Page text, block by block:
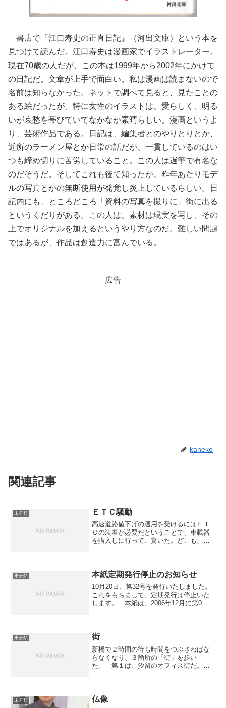
書店で『江口寿史の正直日記』（河出文庫）という本を
見つけて読んだ。江口寿史は漫画家でイラストレーター。
現在70歳の人だが、この本は1999年から2002年にかけて
の日記だ。文章が上手で面白い。私は漫画は読まないので
名前は知らなかった。ネットで調べて見ると、見たことの
ある絵だったが、特に女性のイラストは、愛らしく、明る
いが哀愁を帯びていてなかなか素晴らしい。漫画というよ
り、芸術作品である。日記は、編集者とのやりとりとか、
近所のラーメン屋とか日常の話だが、一貫しているのはい
つも締め切りに苦労していること。この人は遅筆で有名な
のだそうだ。そしてこれも後で知ったが、昨年あたりモデ
ルの写真とかの無断使用が発覚し炎上しているらしい。日
記内にも、ところどころ「資料の写真を撮りに」街に出る
というくだりがある。この人は、素材は現実を写し、その
上でオリジナルを加えるというやり方なのだ。難しい問題
ではあるが、作品は創造力に富んでいる。
広告
kaneko
関連記事
未分類 ＥＴＣ騒動
高速道路値下げの適用を受けるにはＥＴ
Ｃの装着が必要だということで、車載器
を購入しに行って、驚いた。どこも、お
たので、オートバックスに...
未分類 本紙定期発行停止のお知らせ
10月20日、第32号を発行いたしました。
これをもちまして、定期発行は停止いた
します。 本紙は、2006年12月に第0号
に変更、...
未分類 街
新橋で２時間の待ち時間をつぶさねばな
らなくなり、３箇所の「街」を歩い
た。 第１は、汐留のオフィス街だ。旧
飲食フロアから成る。 私は前...
未分類 仏像